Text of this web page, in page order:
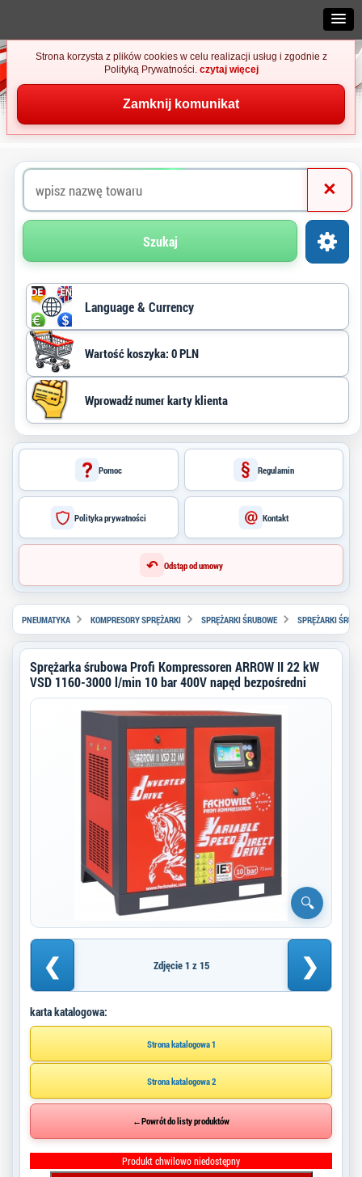
Strona korzysta z plików cookies w celu realizacji usług i zgodnie z
Polityką Prywatności. czytaj więcej
Zamknij komunikat
Language & Currency
Wartość koszyka: 0 PLN
Szukaj
×
Pomoc Regulamin
Polityka prywatności Kontakt
↶ Odstąp od umowy
PNEUMATYKA KOMPRESORY SPRĘŻARKI SPRĘŻARKI ŚRUBOWE SPRĘŻARKI
Sprężarka śrubowa Profi Kompressoren ARROW II 22 kW
VSD 1160-3000 l/min 10 bar 400V napęd bezpośredni
❮ Zdjęcie 1 z 15 ❯
karta katalogowa:
Strona katalogowa 1
Strona katalogowa 2
←Powrót do listy produktów
Produkt chwilowo niedostępny